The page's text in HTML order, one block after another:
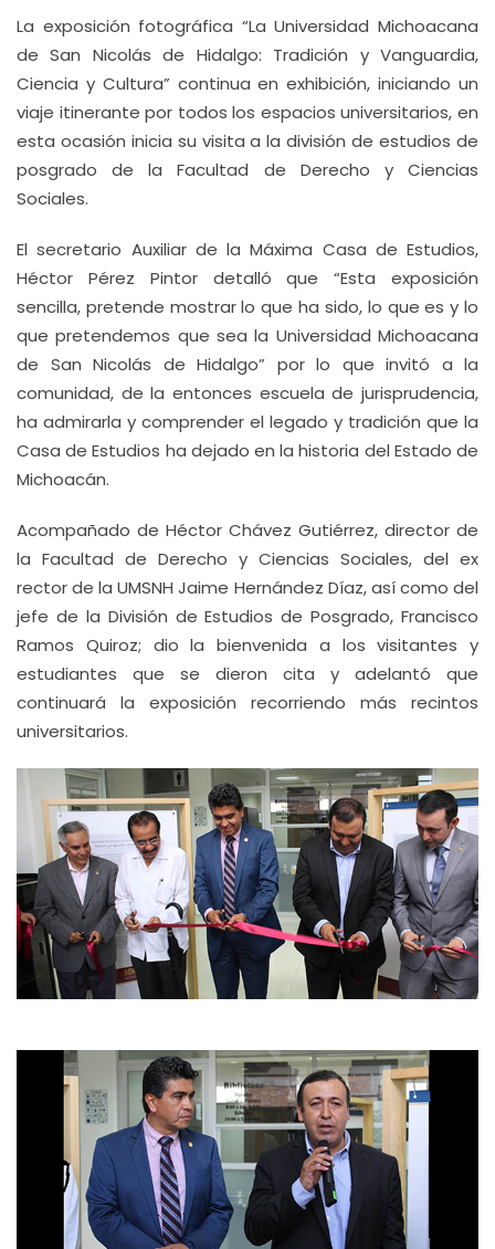
La exposición fotográfica “La Universidad Michoacana
de San Nicolás de Hidalgo: Tradición y Vanguardia,
Ciencia y Cultura” continua en exhibición, iniciando un
viaje itinerante por todos los espacios universitarios, en
esta ocasión inicia su visita a la división de estudios de
posgrado de la Facultad de Derecho y Ciencias
Sociales.
El secretario Auxiliar de la Máxima Casa de Estudios,
Héctor Pérez Pintor detalló que “Esta exposición
sencilla, pretende mostrar lo que ha sido, lo que es y lo
que pretendemos que sea la Universidad Michoacana
de San Nicolás de Hidalgo” por lo que invitó a la
comunidad, de la entonces escuela de jurisprudencia,
ha admirarla y comprender el legado y tradición que la
Casa de Estudios ha dejado en la historia del Estado de
Michoacán.
Acompañado de Héctor Chávez Gutiérrez, director de
la Facultad de Derecho y Ciencias Sociales, del ex
rector de la UMSNH Jaime Hernández Díaz, así como del
jefe de la División de Estudios de Posgrado, Francisco
Ramos Quiroz; dio la bienvenida a los visitantes y
estudiantes que se dieron cita y adelantó que
continuará la exposición recorriendo más recintos
universitarios.